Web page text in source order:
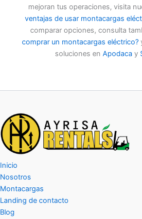
mejoran tus operaciones, visita
ventajas de usar montacargas
comparar opciones, consulta
comprar un montacargas eléctrico?
soluciones en Apodaca y
Inicio
Nosotros
Montacargas
Landing de contacto
Blog